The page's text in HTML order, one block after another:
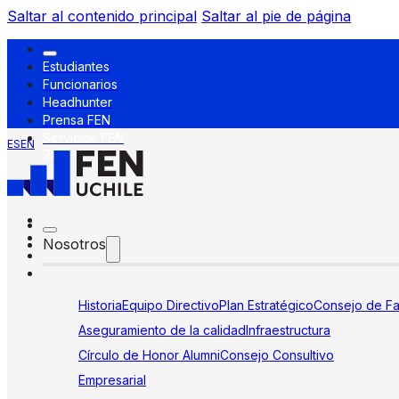
Saltar al contenido principal Saltar al pie de página
Estudiantes
Funcionarios
Headhunter
Prensa FEN
ESEN
Nosotros
HistoriaEquipo DirectivoPlan EstratégicoConsejo de
Aseguramiento de la calidadInfraestructura
Círculo de Honor AlumniConsejo Consultivo
Empresarial